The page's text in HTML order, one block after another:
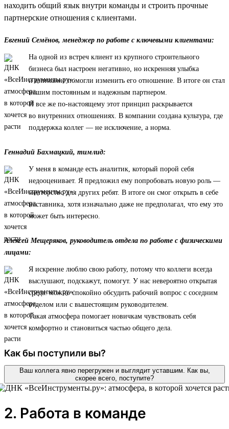
находить общий язык внутри команды и строить прочные
партнерские отношения с клиентами.
Евгений Семёнов, менеджер по работе с ключевыми клиентами:
На одной из встреч клиент из крупного строительного
бизнеса был настроен негативно, но искренняя улыбка
и внимание помогли изменить его отношение. В итоге он стал
нашим постоянным и надежным партнером.
И все же по-настоящему этот принцип раскрывается
во внутренних отношениях. В компании создана культура, где
поддержка коллег — не исключение, а норма.
Геннадий Бахмацкий, тимлид:
У меня в команде есть аналитик, который порой себя
недооценивает. Я предложил ему попробовать новую роль —
менторство для других ребят. В итоге он смог открыть в себе
наставника, хотя изначально даже не предполагал, что ему это
может быть интересно.
Алексей Мещеряков, руководитель отдела по работе с физическими
лицами:
Я искренне люблю свою работу, потому что коллеги всегда
выслушают, подскажут, помогут. У нас невероятно открытая
среда: можно спокойно обсудить рабочий вопрос с соседним
отделом или с вышестоящим руководителем.
Такая атмосфера помогает новичкам чувствовать себя
комфортно и становиться частью общего дела.
Как бы поступили вы?
Ваш коллега явно перегружен и выглядит уставшим. Как вы,
скорее всего, поступите?
2. Работа в команде